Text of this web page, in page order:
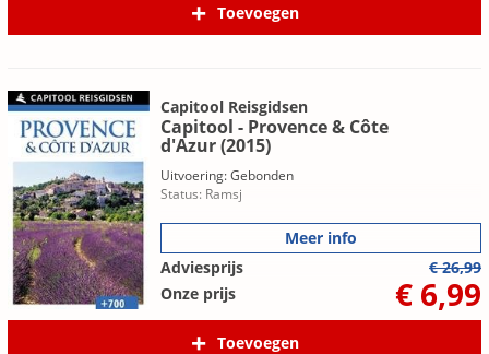
Toevoegen
Capitool Reisgidsen
Capitool - Provence & Côte
d'Azur (2015)
Uitvoering: Gebonden
Status: Ramsj
Meer info
Adviesprijs
€ 26,99
Onze prijs
€ 6,99
Toevoegen